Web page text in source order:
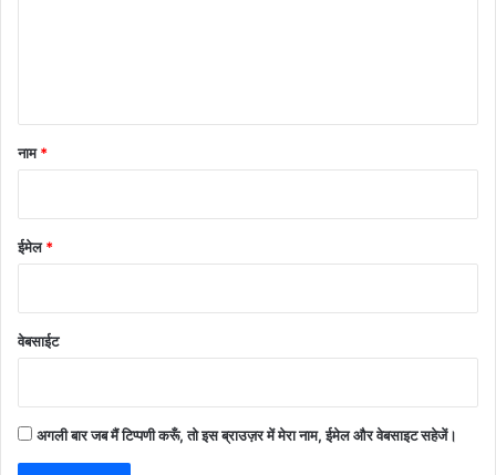
नाम*
ईमेल*
वेबसाईट
अगली बार जब मैं टिप्पणी करूँ, तो इस ब्राउज़र में मेरा नाम, ईमेल और वेबसाइट सहेजें।